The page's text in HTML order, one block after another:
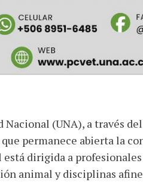
(UNA), a través
permanece abierta la
dirigida a profesionales
animal y disciplinas
a
Rechazo al
de ganancias
cuando hubo